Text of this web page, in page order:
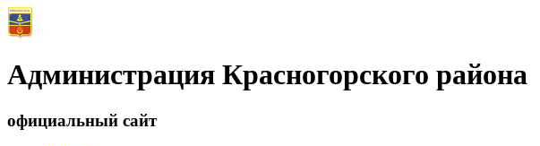
Администрация Красногорского района
официальный сайт